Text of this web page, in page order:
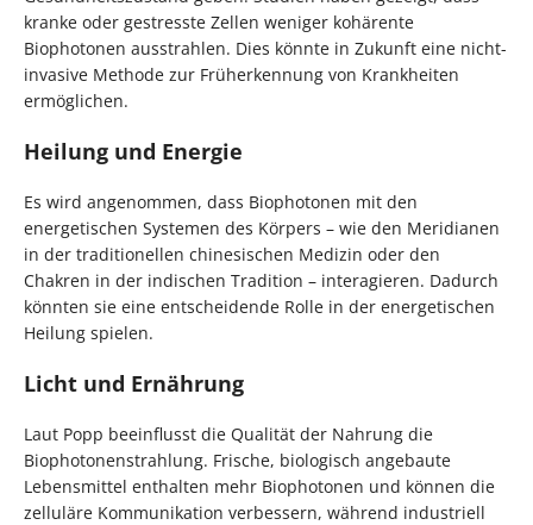
kranke oder gestresste Zellen weniger kohärente
Biophotonen ausstrahlen. Dies könnte in Zukunft eine nicht-
invasive Methode zur Früherkennung von Krankheiten
ermöglichen.
Heilung und Energie
Es wird angenommen, dass Biophotonen mit den
energetischen Systemen des Körpers – wie den Meridianen
in der traditionellen chinesischen Medizin oder den
Chakren in der indischen Tradition – interagieren. Dadurch
könnten sie eine entscheidende Rolle in der energetischen
Heilung spielen.
Licht und Ernährung
Laut Popp beeinflusst die Qualität der Nahrung die
Biophotonenstrahlung. Frische, biologisch angebaute
Lebensmittel enthalten mehr Biophotonen und können die
zelluläre Kommunikation verbessern, während industriell